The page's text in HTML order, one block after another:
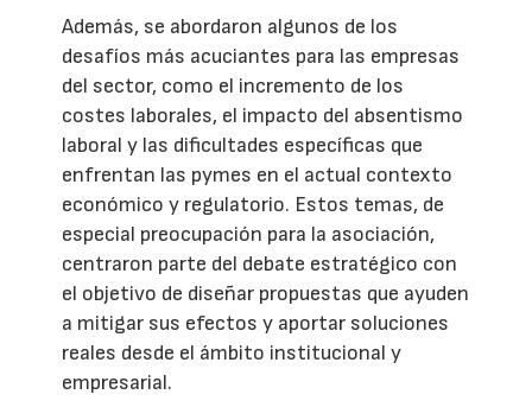
Además, se abordaron algunos de los
desafíos más acuciantes para las empresas
del sector, como el incremento de los
costes laborales, el impacto del absentismo
laboral y las dificultades específicas que
enfrentan las pymes en el actual contexto
económico y regulatorio. Estos temas, de
especial preocupación para la asociación,
centraron parte del debate estratégico con
el objetivo de diseñar propuestas que ayuden
a mitigar sus efectos y aportar soluciones
reales desde el ámbito institucional y
empresarial.